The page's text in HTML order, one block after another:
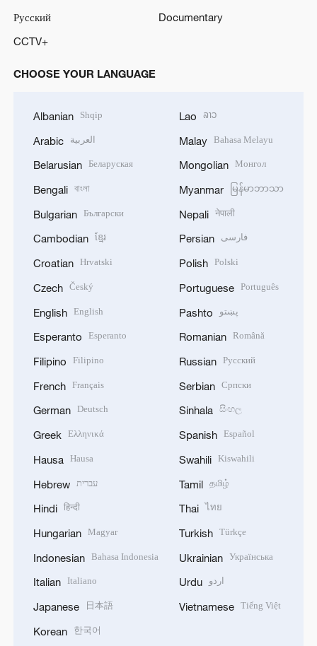
Русский
Documentary
CCTV+
CHOOSE YOUR LANGUAGE
Albanian Shqip
Arabic العربية
Belarusian Беларуская
Bengali বাংলা
Bulgarian Български
Cambodian ខ្មែរ
Croatian Hrvatski
Czech Český
English English
Esperanto Esperanto
Filipino Filipino
French Français
German Deutsch
Greek Ελληνικά
Hausa Hausa
Hebrew עברית
Hindi हिन्दी
Hungarian Magyar
Indonesian Bahasa Indonesia
Italian Italiano
Japanese 日本語
Korean 한국어
Lao ລາວ
Malay Bahasa Melayu
Mongolian Монгол
Myanmar မြန်မာဘာသာ
Nepali नेपाली
Persian فارسی
Polish Polski
Portuguese Português
Pashto پښتو
Romanian Română
Russian Русский
Serbian Српски
Sinhala සිංහල
Spanish Español
Swahili Kiswahili
Tamil தமிழ்
Thai ไทย
Turkish Türkçe
Ukrainian Українська
Urdu اردو
Vietnamese Tiếng Việt